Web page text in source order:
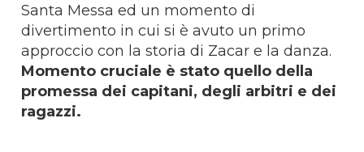
Santa Messa ed un momento di
divertimento in cui si è avuto un primo
approccio con la storia di Zacar e la danza.
Momento cruciale è stato quello della
promessa dei capitani, degli arbitri e dei
ragazzi.